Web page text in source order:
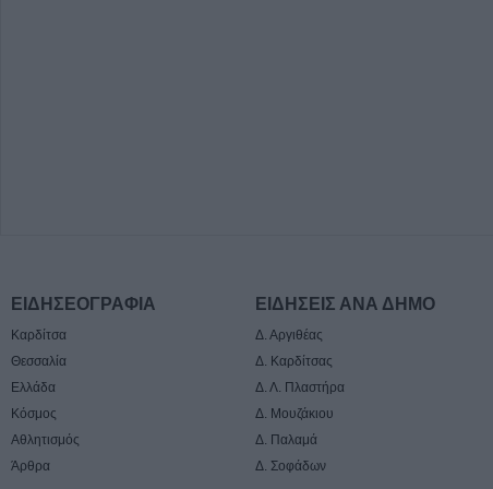
ΕΙΔΗΣΕΟΓΡΑΦΙΑ
Καρδίτσα
Θεσσαλία
Ελλάδα
Κόσμος
Αθλητισμός
Άρθρα
ΕΙΔΗΣΕΙΣ ΑΝΑ ΔΗΜΟ
Δ. Αργιθέας
Δ. Καρδίτσας
Δ. Λ. Πλαστήρα
Δ. Μουζάκιου
Δ. Παλαμά
Δ. Σοφάδων